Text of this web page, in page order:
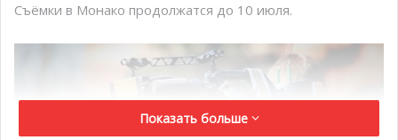
Съёмки в Монако продолжатся до 10 июля.
Показать больше